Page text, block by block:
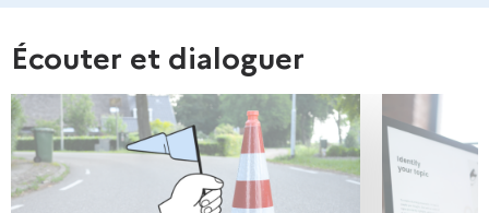
o
s
p
r
o
Écouter et dialoguer